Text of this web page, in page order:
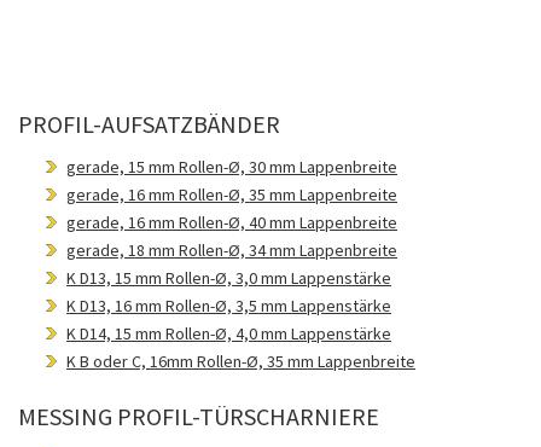
PROFIL-AUFSATZBÄNDER
gerade, 15 mm Rollen-Ø, 30 mm Lappenbreite
gerade, 16 mm Rollen-Ø, 35 mm Lappenbreite
gerade, 16 mm Rollen-Ø, 40 mm Lappenbreite
gerade, 18 mm Rollen-Ø, 34 mm Lappenbreite
K D13, 15 mm Rollen-Ø, 3,0 mm Lappenstärke
K D13, 16 mm Rollen-Ø, 3,5 mm Lappenstärke
K D14, 15 mm Rollen-Ø, 4,0 mm Lappenstärke
K B oder C, 16mm Rollen-Ø, 35 mm Lappenbreite
MESSING PROFIL-TÜRSCHARNIERE